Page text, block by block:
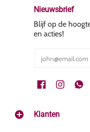
Nieuwsbrief
Blijf op de
en acties!
Klanten